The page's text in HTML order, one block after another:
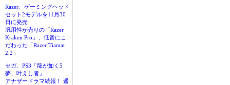
Razer、ゲーミングヘッド
セット2モデルを11月30
日に発売
汎用性が売りの「Razer
Kraken Pro」、低音にこ
だわった「Razer Tiamat
2.2」
セガ、PS3「龍が如く5
夢、叶えし者」
アナザードラマ続報！ 遥